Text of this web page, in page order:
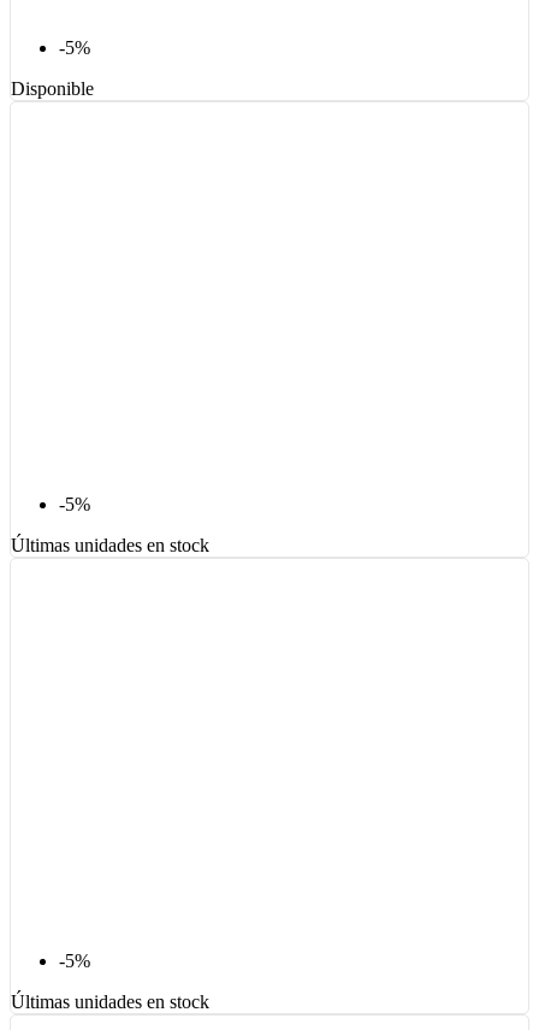
-5%
Disponible
-5%
Últimas unidades en stock
-5%
Últimas unidades en stock